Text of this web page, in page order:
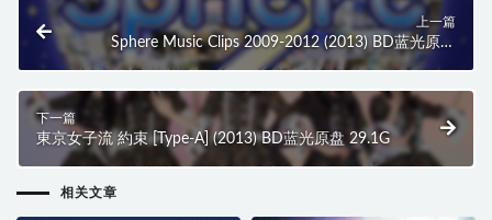
上一篇
Sphere Music Clips 2009-2012 (2013) BD蓝光原盘
20.1G
下一篇
東京女子流 約束 [Type-A] (2013) BD蓝光原盘 29.1G
相关文章